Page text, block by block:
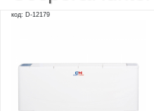
код: D-12179